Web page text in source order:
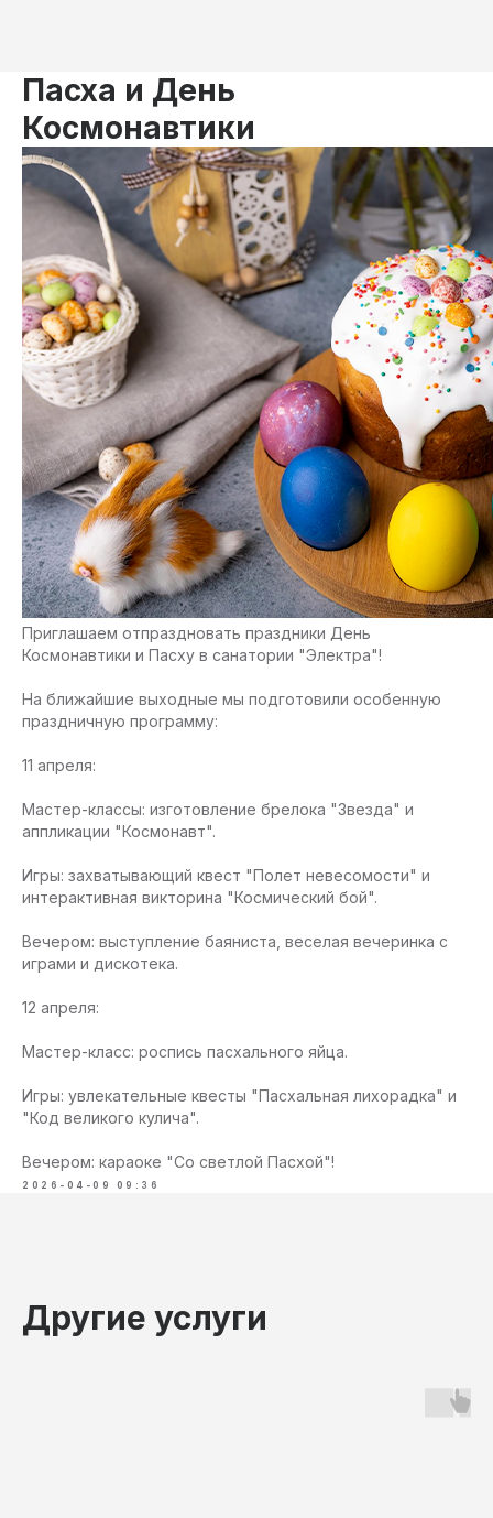
Пасха и День
Космонавтики
Приглашаем отпраздновать праздники День
Космонавтики и Пасху в санатории "Электра"!
На ближайшие выходные мы подготовили особенную
праздничную программу:
11 апреля:
Мастер-классы: изготовление брелока "Звезда" и
аппликации "Космонавт".
Игры: захватывающий квест "Полет невесомости" и
интерактивная викторина "Космический бой".
Вечером: выступление баяниста, веселая вечеринка с
играми и дискотека.
12 апреля:
Мастер-класс: роспись пасхального яйца.
Игры: увлекательные квесты "Пасхальная лихорадка" и
"Код великого кулича".
Вечером: караоке "Со светлой Пасхой"!
2026-04-09 09:36
Другие услуги